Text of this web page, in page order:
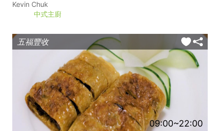
Kevin Chuk
中式主廚
五福豐收
09:00~22:00